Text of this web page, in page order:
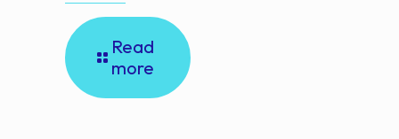
Read
more